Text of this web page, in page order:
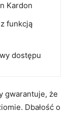
Kardon
funkcją
dostępu
gwarantuje, że
Dbałość o